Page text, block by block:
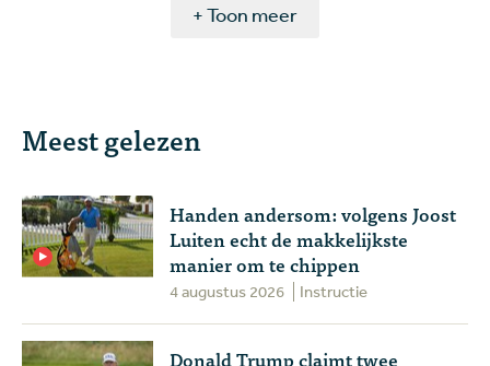
+ Toon meer
Meest gelezen
Handen andersom: volgens Joost
Luiten echt de makkelijkste
manier om te chippen
4 augustus 2026 Instructie
Donald Trump claimt twee